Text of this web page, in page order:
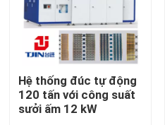
Về chúng tôi
Chuyến tham quan nhà máy
Hệ thống đúc tự động
120 tấn với công suất
sưởi ấm 12 kW